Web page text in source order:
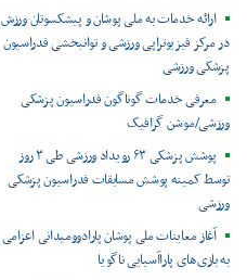
ارائه خدمات به ملی پوشان و پیشکسوتان ورزش
در مرکز فیزیوتراپی ورزشی و توانبخشی فدراسیون
پزشکی ورزشی
معرفی خدمات گوناگون فدراسیون پزشکی
ورزشی/موشن گرافیک
پوشش پزشکی ۶۳ رویداد ورزشی طی ۳ روز
توسط کمیته پوشش مسابقات فدراسیون پزشکی
ورزشی
آغاز معاینات ملی پوشان پارادوومیدانی اعزامی
به بازی‌های پاراآسیایی ناگویا